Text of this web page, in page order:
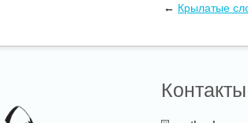
← Крылатые
Контакты